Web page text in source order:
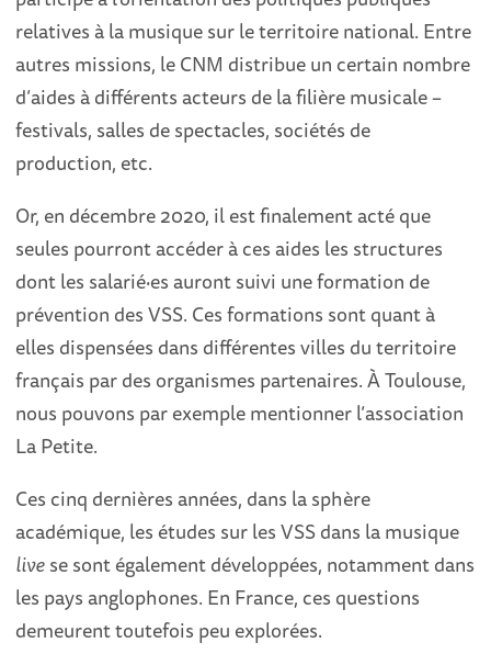
relatives à la musique sur le territoire national. Entre
autres missions, le CNM distribue un certain nombre
d’aides à différents acteurs de la filière musicale –
festivals, salles de spectacles, sociétés de
production, etc.
Or, en décembre 2020, il est finalement acté que
seules pourront accéder à ces aides les structures
dont les salarié·es auront suivi une formation de
prévention des VSS. Ces formations sont quant à
elles dispensées dans différentes villes du territoire
français par des organismes partenaires. À Toulouse,
nous pouvons par exemple mentionner l’association
La Petite.
Ces cinq dernières années, dans la sphère
académique, les études sur les VSS dans la musique
livese sont également développées, notamment dans
les pays anglophones. En France, ces questions
demeurent toutefois peu explorées.